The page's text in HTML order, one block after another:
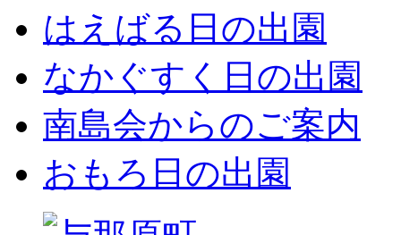
はえばる日の出園
なかぐすく日の出園
南島会からのご案内
おもろ日の出園